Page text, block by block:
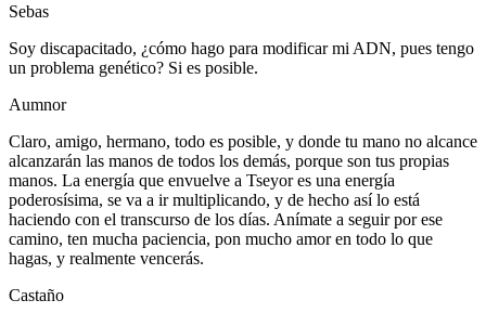
Sebas
Soy discapacitado, ¿cómo hago para modificar mi ADN, pues tengo
un problema genético? Si es posible.
Aumnor
Claro, amigo, hermano, todo es posible, y donde tu mano no alcance
alcanzarán las manos de todos los demás, porque son tus propias
manos. La energía que envuelve a Tseyor es una energía
poderosísima, se va a ir multiplicando, y de hecho así lo está
haciendo con el transcurso de los días. Anímate a seguir por ese
camino, ten mucha paciencia, pon mucho amor en todo lo que
hagas, y realmente vencerás.
Castaño